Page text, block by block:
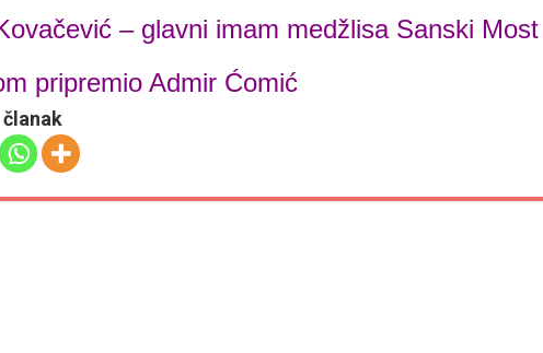
– glavni imam medžlisa Sanski Most
pripremio Admir Ćomić